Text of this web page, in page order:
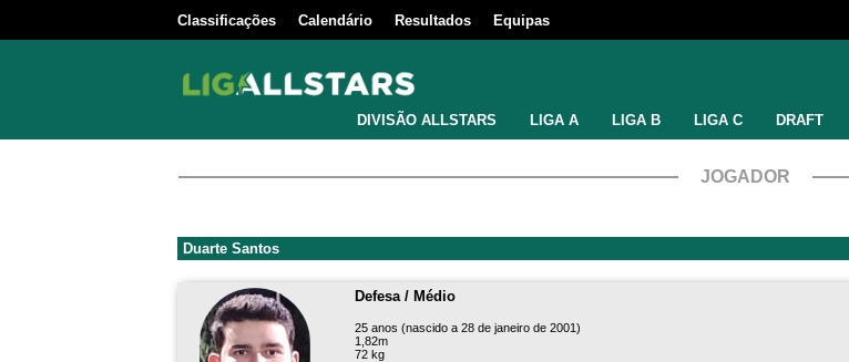
Classificações Calendário Resultados Equipas
DIVISÃO ALLSTARS LIGA A LIGA B LIGA C DRAFT
JOGADOR
Duarte Santos
Defesa / Médio
25 anos (nascido a 28 de janeiro de 2001)
1,82m
72 kg